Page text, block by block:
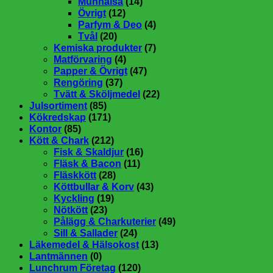
Övrigt (12)
Parfym & Deo (4)
Tvål (20)
Kemiska produkter (7)
Matförvaring (4)
Papper & Övrigt (47)
Rengöring (37)
Tvätt & Sköljmedel (22)
Julsortiment (85)
Kökredskap (171)
Kontor (85)
Kött & Chark (212)
Fisk & Skaldjur (16)
Fläsk & Bacon (11)
Fläskkött (28)
Köttbullar & Korv (43)
Kyckling (19)
Nötkött (23)
Pålägg & Charkuterier (49)
Sill & Sallader (24)
Läkemedel & Hälsokost (13)
Lantmännen (0)
Lunchrum Företag (120)